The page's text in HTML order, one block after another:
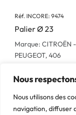
Nous
Nous utilisons des
navigation, diffuser
Réf. INCORE: 9474
Palier Ø 23
Marque: CITROËN -
PEUGEOT, 406